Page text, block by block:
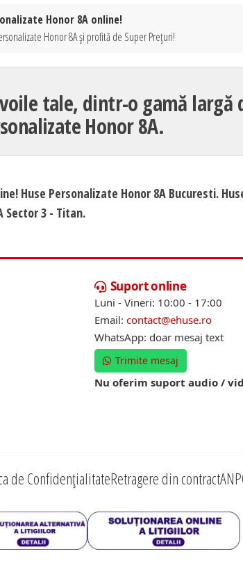
Honor 8A online!
Honor 8A și profită de Super Prețuri!
tale, dintr-o gamă largă
Honor 8A.
Huse Personalizate Honor 8A Bucuresti.
Sector 3 - Titan.
Suport online
Luni - Vineri: 10:00 - 17:00
Email: contact@ehuse.ro
WhatsApp: doar mesaj text
Trimite mesaj
Nu oferim suport audio /
de ConfidențialitateRetragere din contract